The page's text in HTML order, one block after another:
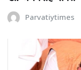
Parvatiytimes